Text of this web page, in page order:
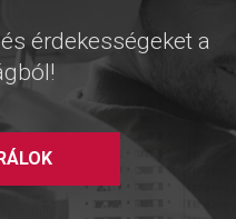
érdekességeket a